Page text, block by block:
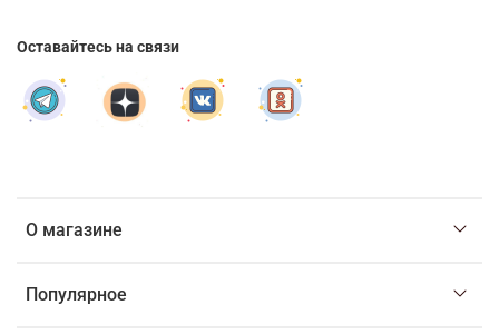
О магазине
Популярное
Оставайтесь на связи